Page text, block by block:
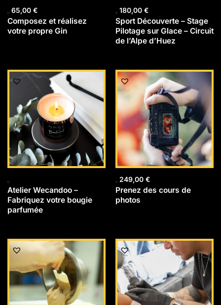
65,00 €
Composez et réalisez
votre propre Gin
180,00 €
Sport Découverte – Stage
Pilotage sur Glace – Circuit
de l’Alpe d’Huez
Atelier Wecandoo –
Fabriquez votre bougie
parfumée
249,00 €
Prenez des cours de
photos